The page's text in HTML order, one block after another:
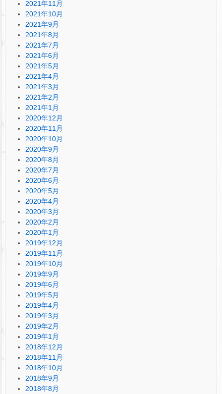
2021年11月
2021年10月
2021年9月
2021年8月
2021年7月
2021年6月
2021年5月
2021年4月
2021年3月
2021年2月
2021年1月
2020年12月
2020年11月
2020年10月
2020年9月
2020年8月
2020年7月
2020年6月
2020年5月
2020年4月
2020年3月
2020年2月
2020年1月
2019年12月
2019年11月
2019年10月
2019年9月
2019年6月
2019年5月
2019年4月
2019年3月
2019年2月
2019年1月
2018年12月
2018年11月
2018年10月
2018年9月
2018年8月